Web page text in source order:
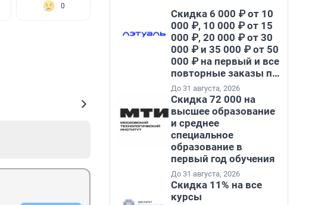
0
Скидка 6 000 ₽ от 10
000 ₽, 10 000 ₽ от 15
000 ₽, 20 000 ₽ от 30
000 ₽ и 35 000 ₽ от 50
000 ₽ на первый и все
повторные заказы по
промокоду НАБЕРИ
До 31 августа, 2026
Скидка 72 000 на
высшее образование
и среднее
специальное
образование в
первый год обучения
До 31 августа, 2026
Скидка 11% на все
курсы